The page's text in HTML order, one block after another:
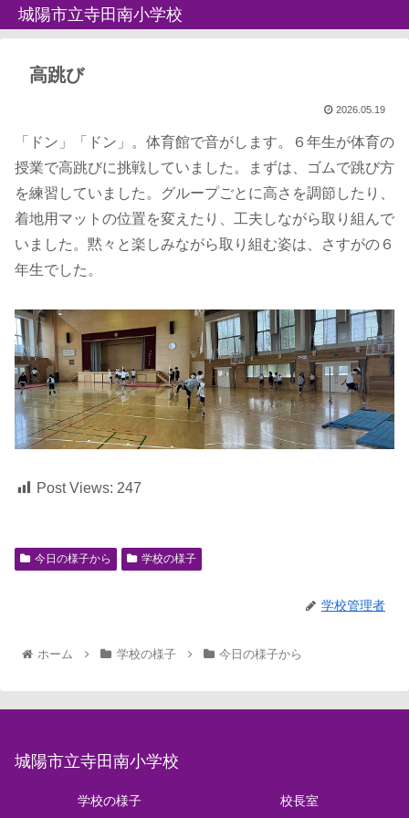
城陽市立寺田南小学校
高跳び
2026.05.19
「ドン」「ドン」。体育館で音がします。６年生が体育の
授業で高跳びに挑戦していました。まずは、ゴムで跳び方
を練習していました。グループごとに高さを調節したり、
着地用マットの位置を変えたり、工夫しながら取り組んで
いました。黙々と楽しみながら取り組む姿は、さすがの６
年生でした。
Post Views: 247
今日の様子から 学校の様子
学校管理者
ホーム 学校の様子 今日の様子から
城陽市立寺田南小学校
学校の様子 校長室